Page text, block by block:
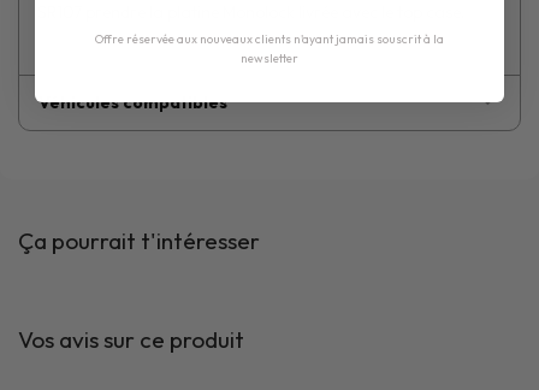
Véhicules compatibles
Ça pourrait t'intéresser
Vos avis sur ce produit
Offre réservée aux nouveaux clients n'ayant jamais souscrit à la
newsletter